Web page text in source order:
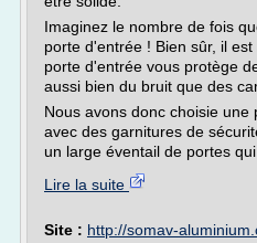
Imaginez le nombre de fois
porte d'entrée ! Bien sûr, il
porte d'entrée vous protège
aussi bien du bruit que des
Nous avons donc choisie
avec des garnitures de
un large éventail de portes qui
Lire la suite
Site : http://somav-